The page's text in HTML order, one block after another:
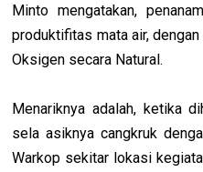
Minto mengatakan,
produktifitas mata air,
Oksigen secara Natural.
Menariknya adalah, ketika
sela asiknya cangkruk
Warkop sekitar lokasi